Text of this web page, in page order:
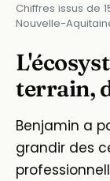
Chiffres issus de
Nouvelle-
terrain,
Benjamin a
grandir des